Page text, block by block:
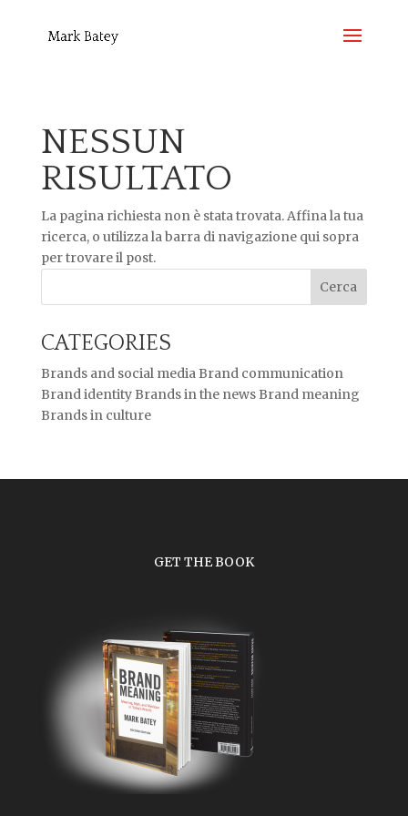
NESSUN
RISULTATO
La pagina richiesta non è stata trovata. Affina la tua
ricerca, o utilizza la barra di navigazione qui sopra
per trovare il post.
CATEGORIES
Brands and social media Brand communication
Brand identity Brands in the news Brand meaning
Brands in culture
GET THE BOOK